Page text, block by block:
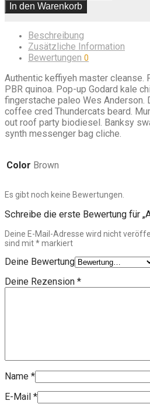
In den Warenkorb
Beschreibung
Zusätzliche Information
Bewertungen 0
Authentic keffiyeh master cleanse.
PBR quinoa. Pop-up Godard kale
fingerstache paleo Wes Anderson.
coffee cred Thundercats beard.
out roof party biodiesel. Banksy
synth messenger bag cliche.
Color Brown
Es gibt noch keine Bewertungen.
Schreibe die erste Bewertung für
Deine E-Mail-Adresse wird nicht
sind mit*markiert
Deine Bewertung
Deine Rezension *
Name *
E-Mail *